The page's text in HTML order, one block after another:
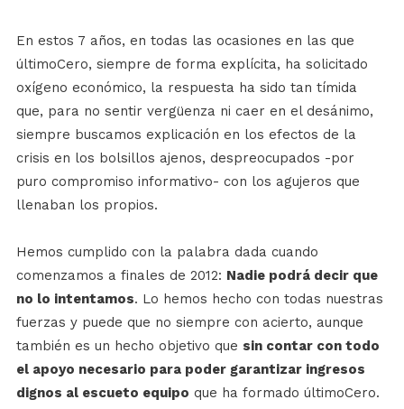
En estos 7 años, en todas las ocasiones en las que
últimoCero, siempre de forma explícita, ha solicitado
oxígeno económico, la respuesta ha sido tan tímida
que, para no sentir vergüenza ni caer en el desánimo,
siempre buscamos explicación en los efectos de la
crisis en los bolsillos ajenos, despreocupados -por
puro compromiso informativo- con los agujeros que
llenaban los propios.
Hemos cumplido con la palabra dada cuando
comenzamos a finales de 2012: Nadie podrá decir que
no lo intentamos. Lo hemos hecho con todas nuestras
fuerzas y puede que no siempre con acierto, aunque
también es un hecho objetivo que sin contar con todo
el apoyo necesario para poder garantizar ingresos
dignos al escueto equipo que ha formado últimoCero.